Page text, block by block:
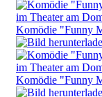
Komödie "Funny
Komödie "Funny